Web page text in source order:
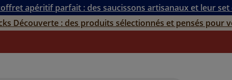
apéritif parfait : des saucissons artisanaux et leur
Découverte : des produits sélectionnés et pensés pour